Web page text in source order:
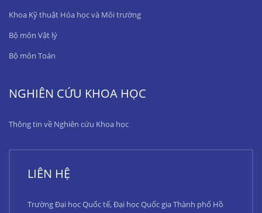
Khoa Kỹ thuật Hóa học và Môi trường
Bộ môn Vật lý
Bộ môn Toán
NGHIÊN CỨU KHOA HỌC
Thông tin về Nghiên cứu Khoa học
LIÊN HỆ
Trường Đại học Quốc tế, Đại học Quốc gia Thành phố Hồ